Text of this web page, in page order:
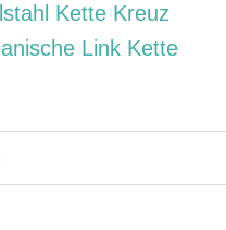
Kette Kreuz
Link Kette